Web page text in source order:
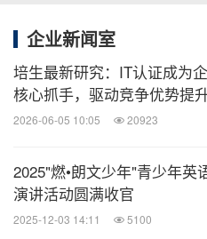
企业新闻室
培生最新研究：IT认证成为
核心抓手，驱动竞争优势提
2026-06-05 10:05 20923
2025"燃•朗文少年"青少年英
演讲活动圆满收官
2025-12-03 14:11 5100